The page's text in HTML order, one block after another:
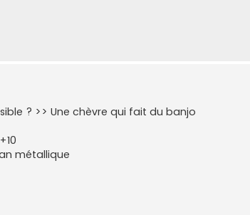
? >> Une chèvre qui fait du banjo
métallique